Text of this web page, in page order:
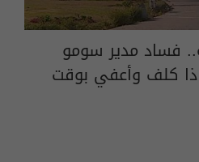
فساد مدير سومو
كلف وأعفي بوقت